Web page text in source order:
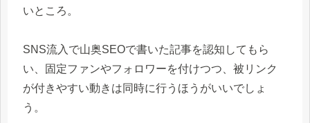
いところ。
SNS流入で山奥SEOで書いた記事を認知してもら
い、固定ファンやフォロワーを付けつつ、被リンク
が付きやすい動きは同時に行うほうがいいでしょ
う。